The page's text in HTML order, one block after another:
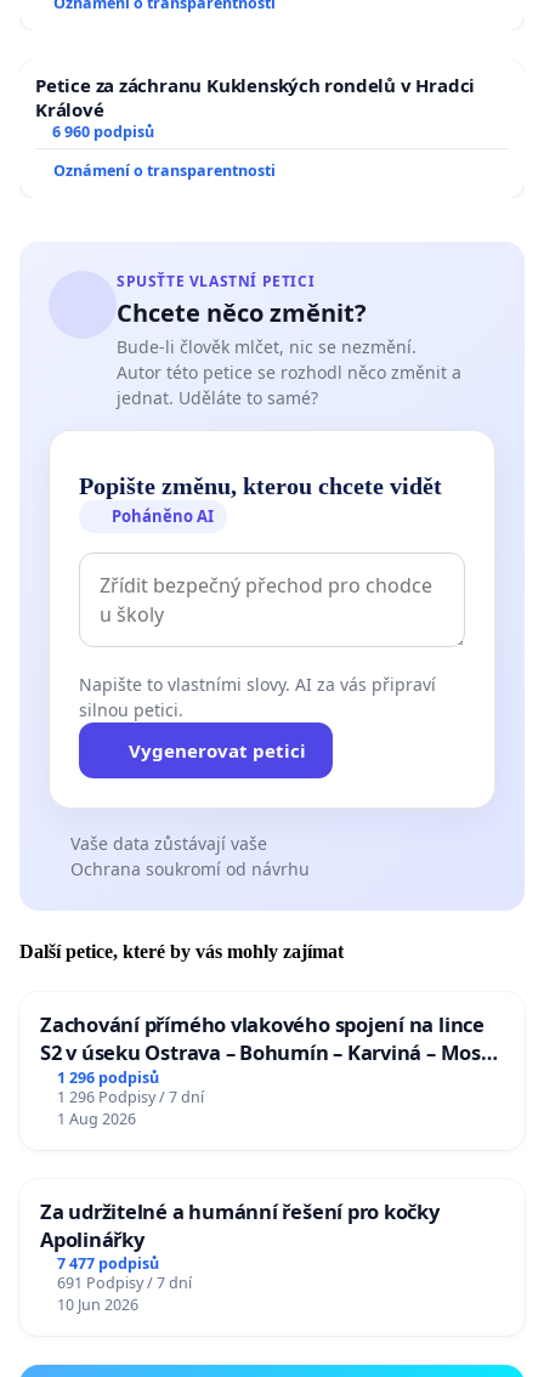
Petice za záchranu Kuklenských rondelů v Hradci
Králové
6 960 podpisů
Oznámení o transparentnosti
SPUSŤTE VLASTNÍ PETICI
Chcete něco změnit?
Bude-li člověk mlčet, nic se nezmění.
Autor této petice se rozhodl něco změnit a
jednat. Uděláte to samé?
Popište změnu, kterou chcete vidět
Poháněno AI
Napište to vlastními slovy. AI za vás připraví
silnou petici.
Vygenerovat petici
Vaše data zůstávají vaše
Ochrana soukromí od návrhu
Další petice, které by vás mohly zajímat
Zachování přímého vlakového spojení na lince
S2 v úseku Ostrava – Bohumín – Karviná – Mosty
u Jablunkova
1 296 podpisů
1 296 Podpisy / 7 dní
1 Aug 2026
Za udržitelné a humánní řešení pro kočky
Apolinářky
7 477 podpisů
691 Podpisy / 7 dní
10 Jun 2026